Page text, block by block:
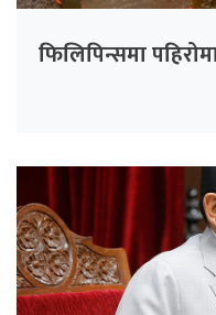
फिलिपिन्समा